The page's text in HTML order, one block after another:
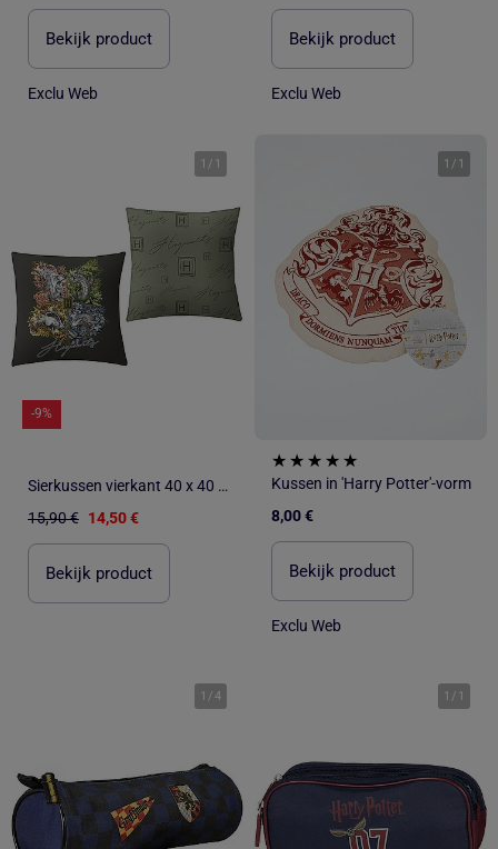
Bekijk product
Exclu Web
Bekijk product
Exclu Web
1 / 1
-9%
Sierkussen vierkant 40 x 40 cm 'Harry Potter' – 2 faces H
15,90 € 14,50 €
Bekijk product
1 / 1
Kussen in 'Harry Potter'-vorm
8,00 €
Bekijk product
Exclu Web
1 /4 1 / 1